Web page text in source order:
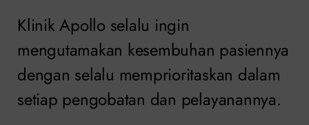
Klinik Apollo selalu ingin
mengutamakan kesembuhan pasiennya
dengan selalu memprioritaskan dalam
setiap pengobatan dan pelayanannya.